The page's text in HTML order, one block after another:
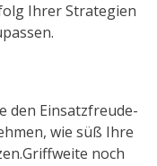
Ihrer Strategien
den Einsatzfreude-
wie süß Ihre
noch